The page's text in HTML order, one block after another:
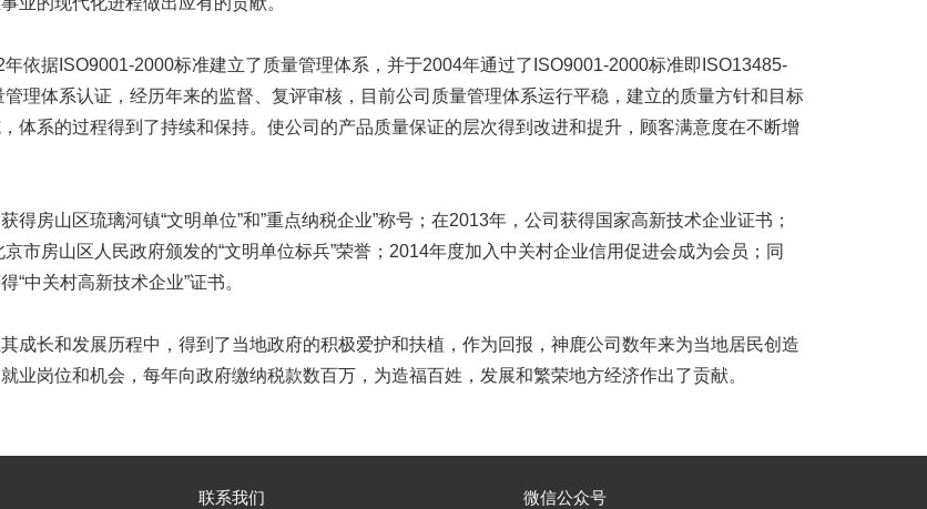
据ISO9001-2000标准建立了质量管理体系，并于2004年通过了ISO9001-2000标准即ISO13485-
管理体系认证，经历年来的监督、复评审核，目前公司质量管理体系运行平稳，建立的质量方针和目标
体系的过程得到了持续和保持。使公司的产品质量保证的层次得到改进和提升，顾客满意度在不断增
房山区琉璃河镇“文明单位”和”重点纳税企业”称号；在2013年，公司获得国家高新技术企业证书；
市房山区人民政府颁发的“文明单位标兵”荣誉；2014年度加入中关村企业信用促进会成为会员；同
“中关村高新技术企业”证书。
长和发展历程中，得到了当地政府的积极爱护和扶植，作为回报，神鹿公司数年来为当地居民创造
业岗位和机会，每年向政府缴纳税款数百万，为造福百姓，发展和繁荣地方经济作出了贡献。
联系我们 微信公众号